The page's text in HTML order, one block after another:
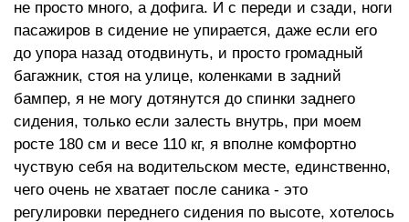
не просто много, а дофига. И с переди и сзади, ноги
пасажиров в сидение не упирается, даже если его
до упора назад отодвинуть, и просто громадный
багажник, стоя на улице, коленками в задний
бампер, я не могу дотянутся до спинки заднего
сидения, только если залесть внутрь, при моем
росте 180 см и весе 110 кг, я вполне комфортно
чуствую себя на водительском месте, единственно,
чего очень не хватает после саника - это
регулировки переднего сидения по высоте, хотелось